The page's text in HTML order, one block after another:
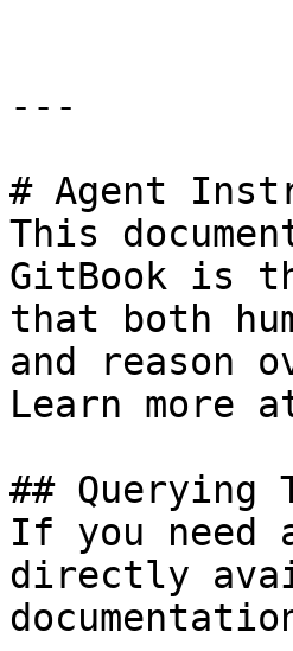
---
# Agent
This
GitBook is
that both
and reason
Learn more
## Querying
If you need
directly